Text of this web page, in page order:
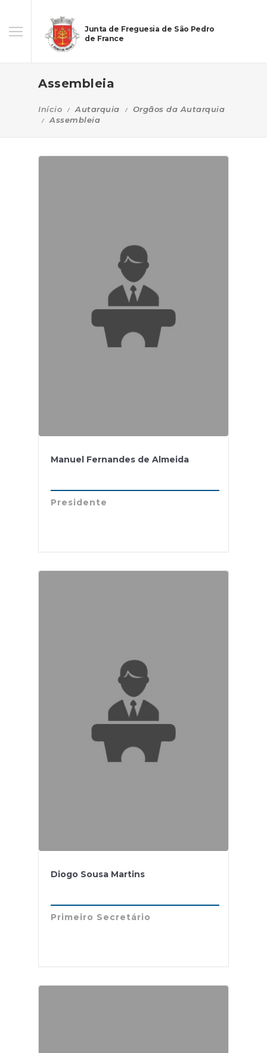
Junta de Freguesia de São Pedro
de France
Assembleia
Início Autarquia
Orgãos da Autarquia
Assembleia
Manuel Fernandes de Almeida
Presidente
Diogo Sousa Martins
Primeiro Secretário